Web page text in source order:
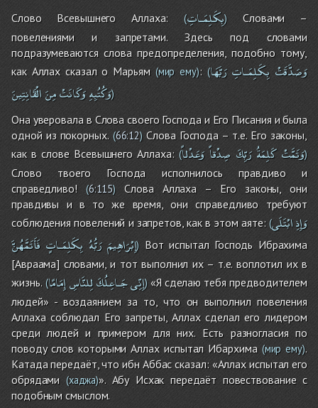
Слово Всевышнего Аллаха: (بِكَلِمَـاتِ) Словами –
повелениями и запретами. Здесь под словами
подразумеваются слова предопределения, подобно тому,
как Аллах сказал о Марьям(мир ему):( وَصَدَّقَتْ بِكَلِمَـاتِ رَبَّهَا
وَكُتُبِهِوَكَانَتْمِنَالْقَانِتِينَ )
Она уверовала в Слова своего Господа и Его Писания и была
одной из покорных. (66:12) Слова Господа – т.е. Его законы,
как в слове Всевышнего Аллаха:( وَتَمَّتْ كَلِمَةُ رَبِّكَ صِدْقاًوَعَدْلاً )
Слово твоего Господа исполнилось правдиво и
справедливо!(6:115) Слова Аллаха – Его законы, они
правдивы и в то же время, они справедливо требуют
соблюдения повелений и запретов, как в этом аяте:( وَإِذِابْتَلَى
إِبْرَاهِيمَ رَبُّهُ بِكَلِمَـاتٍ فَأَتَمَّهُنَّ ) Вот испытал Господь Ибрахима
[Авраама] словами, и тот выполнил их – т.е. воплотил их в
жизнь. ( إِنِّىجَـاعِلُكَلِلنَّاسِإِمَامًا )«Я сделаю тебя предводителем
людей» - воздаянием за то, что он выполнил повеления
Аллаха соблюдал Его запреты, Аллах сделал его лидером
среди людей и примером для них. Есть разногласия по
поводу слов которыми Аллах испытал Ибархима(мир ему).
Катада передаёт, что ибн Аббас сказал: «Аллах испытал его
обрядами (хаджа)». Абу Исхак передаёт повествование с
подобным смыслом.